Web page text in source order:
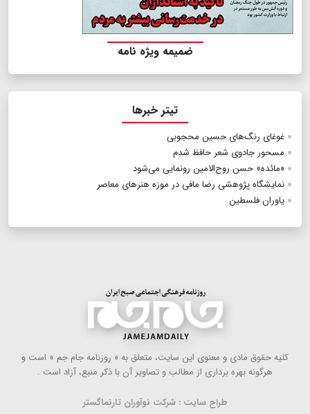
ضمیمه ویژه نامه
تیتر خبرها
غوغای رنگ‌های حسین محجوبی
مسحور جادوی شعر حافظ شدم
«مائده» حسن روح‌الامین رونمایی می‌شود
نمایشگاه پژوهشی رضا مافی در موزه هنرهای معاصر
یاوران فلسطین
كلیه حقوق مادی و معنوی این سایت، متعلق به « روزنامه جام جم » است و
هرگونه بهره ‌برداری از مطالب و تصاویر آن با ذكر منبع، آزاد است .
طراح سایت : شرکت نوآوران تارنماگستر